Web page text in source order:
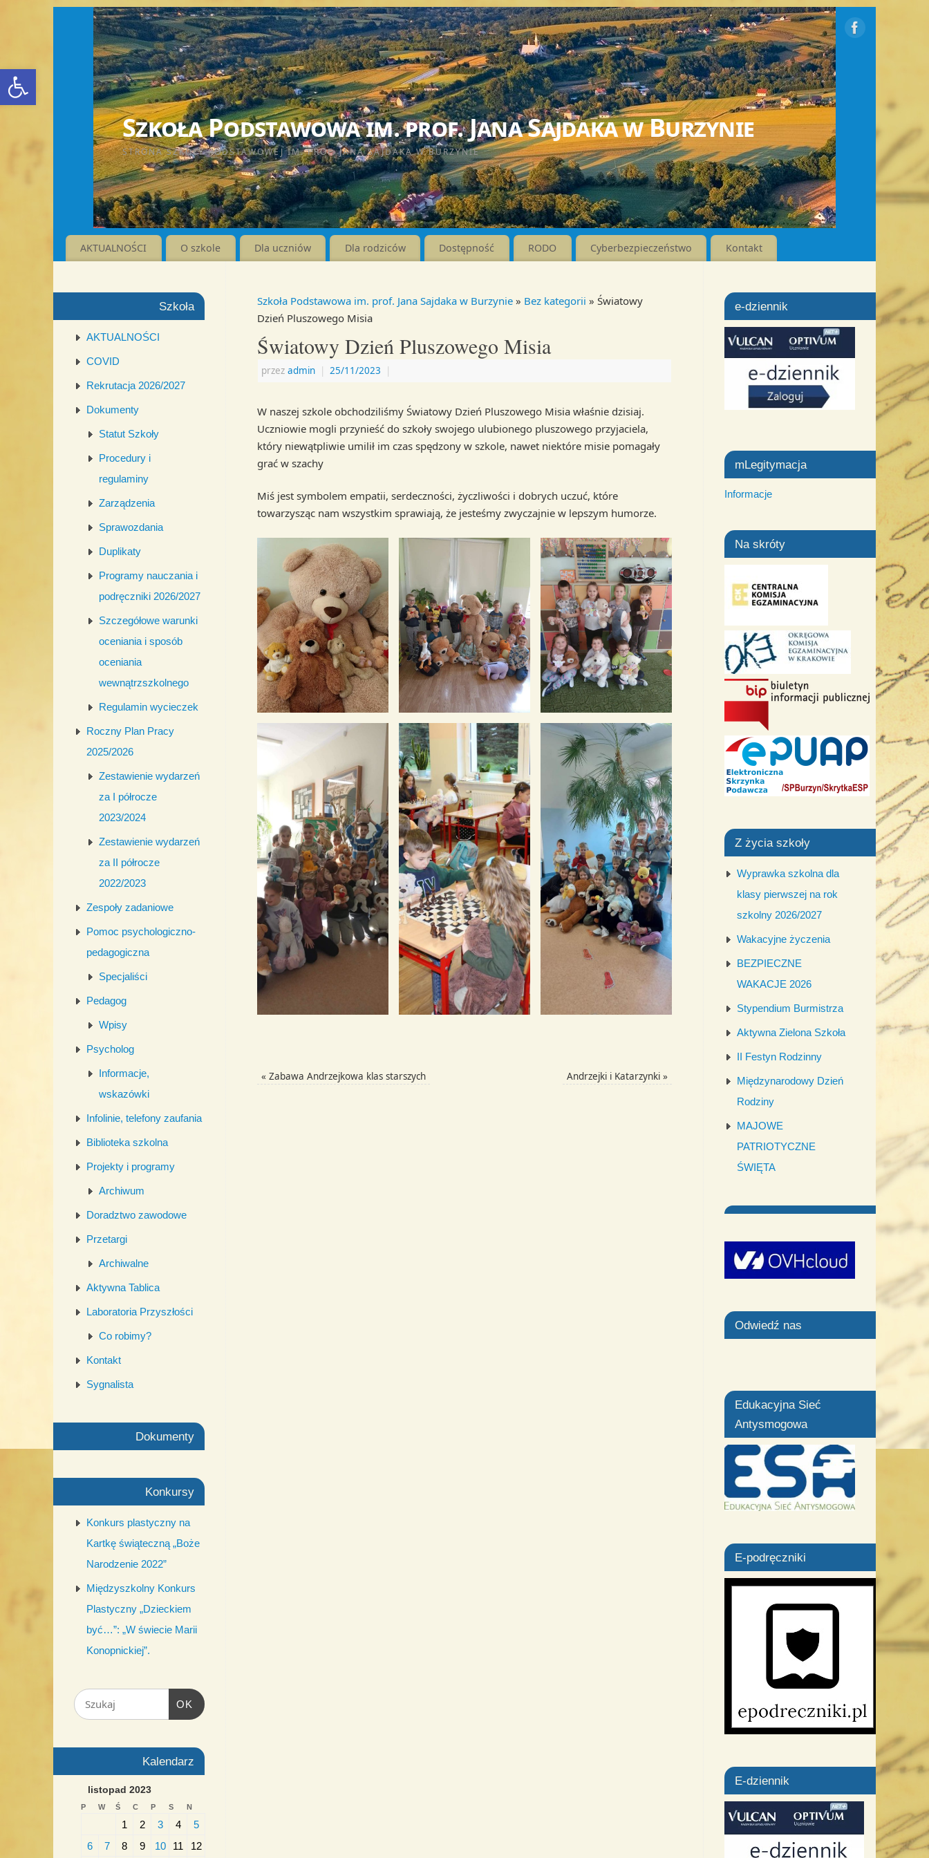
Otwórz pasek narzędzi
Szkoła Podstawowa im. prof. Jana Sajdaka w Burzynie
STRONA SZKOŁY PODSTAWOWEJ IM. PROF. JANA SAJDAKA W BURZYNIE
AKTUALNOŚCI O szkole Dla uczniów Dla rodziców Dostępność RODO Cyberbezpieczeństwo Kontakt
Szkoła Podstawowa im. prof. Jana Sajdaka w Burzynie » Bez kategorii » Światowy
Dzień Pluszowego Misia
Światowy Dzień Pluszowego Misia
przez admin | 25/11/2023 |
W naszej szkole obchodziliśmy Światowy Dzień Pluszowego Misia właśnie dzisiaj.
Uczniowie mogli przynieść do szkoły swojego ulubionego pluszowego przyjaciela,
który niewątpliwie umilił im czas spędzony w szkole, nawet niektóre misie pomagały
grać w szachy
Miś jest symbolem empatii, serdeczności, życzliwości i dobrych uczuć, które
towarzysząc nam wszystkim sprawiają, że jesteśmy zwyczajnie w lepszym humorze.
« Zabawa Andrzejkowa klas starszych Andrzejki i Katarzynki »
Szkoła
AKTUALNOŚCI
COVID
Rekrutacja 2026/2027
Dokumenty
Statut Szkoły
Procedury i
regulaminy
Zarządzenia
Sprawozdania
Duplikaty
Programy nauczania i
podręczniki 2026/2027
Szczegółowe warunki
oceniania i sposób
oceniania
wewnątrzszkolnego
Regulamin wycieczek
Roczny Plan Pracy
2025/2026
Zestawienie wydarzeń
za I półrocze
2023/2024
Zestawienie wydarzeń
za II półrocze
2022/2023
Zespoły zadaniowe
Pomoc psychologiczno-
pedagogiczna
Specjaliści
Pedagog
Wpisy
Psycholog
Informacje,
wskazówki
Infolinie, telefony zaufania
Biblioteka szkolna
Projekty i programy
Archiwum
Doradztwo zawodowe
Przetargi
Archiwalne
Aktywna Tablica
Laboratoria Przyszłości
Co robimy?
Kontakt
Sygnalista
Dokumenty
Konkursy
Konkurs plastyczny na
Kartkę świąteczną „Boże
Narodzenie 2022”
Międzyszkolny Konkurs
Plastyczny „Dzieckiem
być…”: „W świecie Marii
Konopnickiej”.
OK
Kalendarz
listopad 2023
P W Ś C P S N
1 2 3 4
5
6
7 8 9 10 11 12
e-dziennik
mLegitymacja
Informacje
Na skróty
Z życia szkoły
Wyprawka szkolna dla
klasy pierwszej na rok
szkolny 2026/2027
Wakacyjne życzenia
BEZPIECZNE
WAKACJE 2026
Stypendium Burmistrza
Aktywna Zielona Szkoła
II Festyn Rodzinny
Międzynarodowy Dzień
Rodziny
MAJOWE
PATRIOTYCZNE
ŚWIĘTA
Odwiedź nas
Edukacyjna Sieć
Antysmogowa
E-podręczniki
E-dziennik